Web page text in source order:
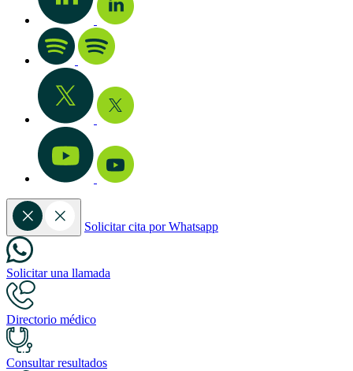
Solicitar cita por Whatsapp
Solicitar una llamada
Directorio médico
Consultar resultados